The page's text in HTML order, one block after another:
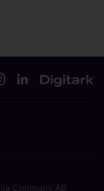
Company AB